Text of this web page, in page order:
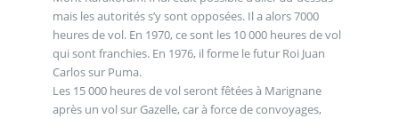
mais les autorités s’y sont opposées. Il a alors 7000
heures de vol. En 1970, ce sont les 10 000 heures de vol
qui sont franchies. En 1976, il forme le futur Roi Juan
Carlos sur Puma.
Les 15 000 heures de vol seront fêtées à Marignane
après un vol sur Gazelle, car à force de convoyages,